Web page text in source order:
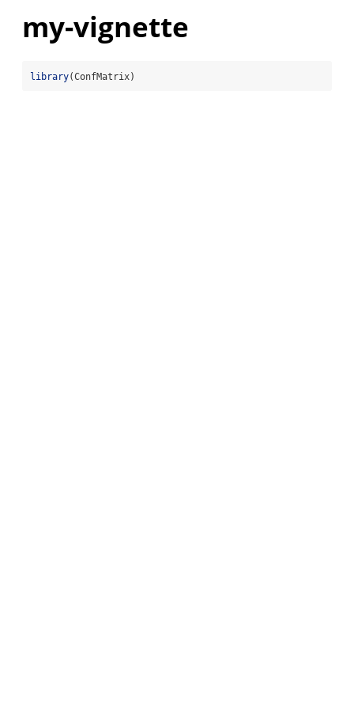
my-vignette
library(ConfMatrix)